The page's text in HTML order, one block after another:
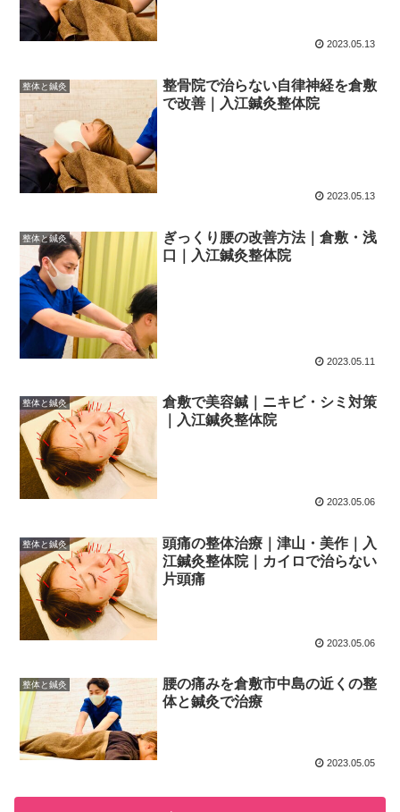
2023.05.13
整体と鍼灸
整骨院で治らない自律神経を倉敷
で改善｜入江鍼灸整体院
2023.05.13
整体と鍼灸
ぎっくり腰の改善方法｜倉敷・浅
口｜入江鍼灸整体院
2023.05.11
整体と鍼灸
倉敷で美容鍼｜ニキビ・シミ対策
｜入江鍼灸整体院
2023.05.06
整体と鍼灸
頭痛の整体治療｜津山・美作｜入
江鍼灸整体院｜カイロで治らない
片頭痛
2023.05.06
整体と鍼灸
腰の痛みを倉敷市中島の近くの整
体と鍼灸で治療
2023.05.05